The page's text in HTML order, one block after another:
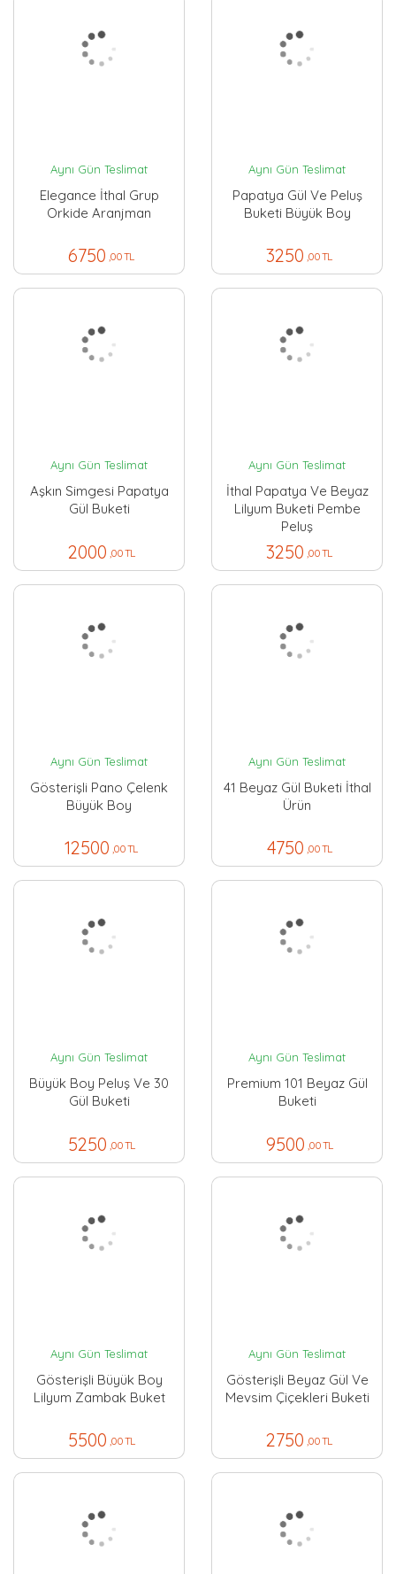
Aynı Gün Teslimat
Elegance İthal Grup
Orkide Aranjman
6750 ,00 TL
Aynı Gün Teslimat
Papatya Gül Ve Peluş
Buketi Büyük Boy
3250 ,00 TL
Aynı Gün Teslimat
Aşkın Simgesi Papatya
Gül Buketi
2000 ,00 TL
Aynı Gün Teslimat
İthal Papatya Ve Beyaz
Lilyum Buketi Pembe
Peluş
3250 ,00 TL
Aynı Gün Teslimat
Gösterişli Pano Çelenk
Büyük Boy
12500 ,00 TL
Aynı Gün Teslimat
41 Beyaz Gül Buketi İthal
Ürün
4750 ,00 TL
Aynı Gün Teslimat
Büyük Boy Peluş Ve 30
Gül Buketi
5250 ,00 TL
Aynı Gün Teslimat
Premium 101 Beyaz Gül
Buketi
9500 ,00 TL
Aynı Gün Teslimat
Gösterişli Büyük Boy
Lilyum Zambak Buket
5500 ,00 TL
Aynı Gün Teslimat
Gösterişli Beyaz Gül Ve
Mevsim Çiçekleri Buketi
2750 ,00 TL